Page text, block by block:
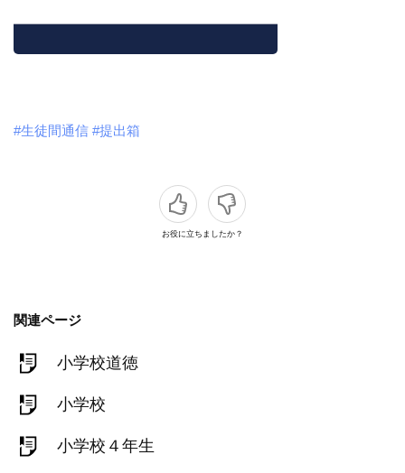
#生徒間通信 #提出箱
お役に立ちましたか？
関連ページ
小学校道徳
小学校
小学校４年生